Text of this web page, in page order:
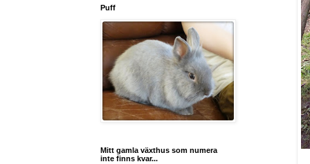
Puff
Mitt gamla växthus som numera
inte finns kvar...